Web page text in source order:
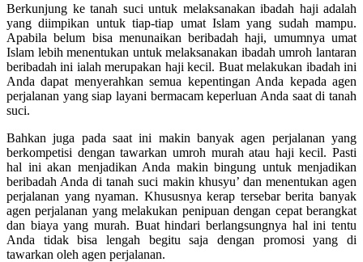
Berkunjung ke tanah suci untuk melaksanakan ibadah haji adalah
yang diimpikan untuk tiap-tiap umat Islam yang sudah mampu.
Apabila belum bisa menunaikan beribadah haji, umumnya umat
Islam lebih menentukan untuk melaksanakan ibadah umroh lantaran
beribadah ini ialah merupakan haji kecil. Buat melakukan ibadah ini
Anda dapat menyerahkan semua kepentingan Anda kepada agen
perjalanan yang siap layani bermacam keperluan Anda saat di tanah
suci.
Bahkan juga pada saat ini makin banyak agen perjalanan yang
berkompetisi dengan tawarkan umroh murah atau haji kecil. Pasti
hal ini akan menjadikan Anda makin bingung untuk menjadikan
beribadah Anda di tanah suci makin khusyu’ dan menentukan agen
perjalanan yang nyaman. Khususnya kerap tersebar berita banyak
agen perjalanan yang melakukan penipuan dengan cepat berangkat
dan biaya yang murah. Buat hindari berlangsungnya hal ini tentu
Anda tidak bisa lengah begitu saja dengan promosi yang di
tawarkan oleh agen perjalanan.